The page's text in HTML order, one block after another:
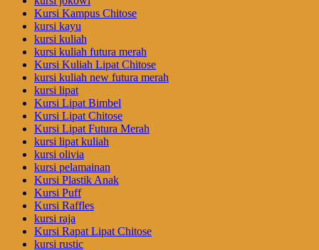
Kursi Kampus Chitose
kursi kayu
kursi kuliah
kursi kuliah futura merah
Kursi Kuliah Lipat Chitose
kursi kuliah new futura merah
kursi lipat
Kursi Lipat Bimbel
Kursi Lipat Chitose
Kursi Lipat Futura Merah
kursi lipat kuliah
kursi olivia
kursi pelamainan
Kursi Plastik Anak
Kursi Puff
Kursi Raffles
kursi raja
Kursi Rapat Lipat Chitose
kursi rustic